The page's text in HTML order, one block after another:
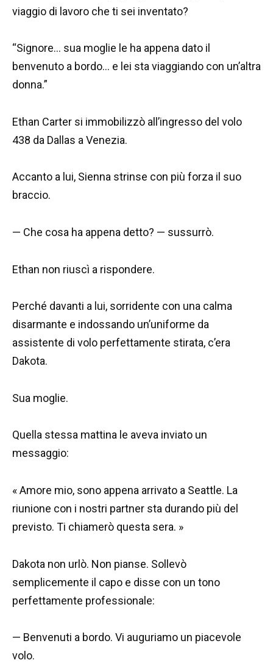
viaggio di lavoro che ti sei inventato?
“Signore… sua moglie le ha appena dato il
benvenuto a bordo… e lei sta viaggiando con un’altra
donna.”
Ethan Carter si immobilizzò all’ingresso del volo
438 da Dallas a Venezia.
Accanto a lui, Sienna strinse con più forza il suo
braccio.
— Che cosa ha appena detto? — sussurrò.
Ethan non riuscì a rispondere.
Perché davanti a lui, sorridente con una calma
disarmante e indossando un’uniforme da
assistente di volo perfettamente stirata, c’era
Dakota.
Sua moglie.
Quella stessa mattina le aveva inviato un
messaggio:
« Amore mio, sono appena arrivato a Seattle. La
riunione con i nostri partner sta durando più del
previsto. Ti chiamerò questa sera. »
Dakota non urlò. Non pianse. Sollevò
semplicemente il capo e disse con un tono
perfettamente professionale:
— Benvenuti a bordo. Vi auguriamo un piacevole
volo.